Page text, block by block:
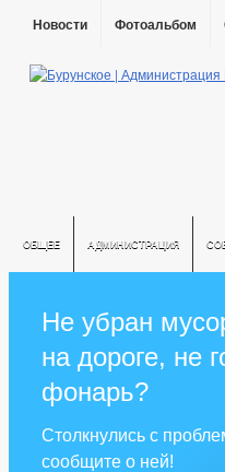
Новости Фотоальбом
ОБЩЕЕ АДМИНИСТРАЦИЯ
Не убран
на дороге, не
фонарь?
Столкнулись с
сообщите о ней!